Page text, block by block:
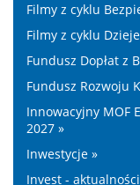
Filmy z cyklu
Filmy z cyklu
Fundusz Dopłat z
Fundusz Rozwoju
Innowacyjny MOF
2027 »
Inwestycje »
Invest -